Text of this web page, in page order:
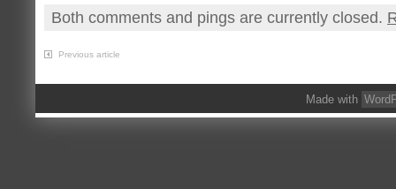
Both comments and pings are currently closed.
Previous article
Made with